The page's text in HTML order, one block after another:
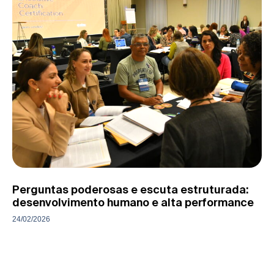
Perguntas poderosas e escuta estruturada:
desenvolvimento humano e alta performance
24/02/2026